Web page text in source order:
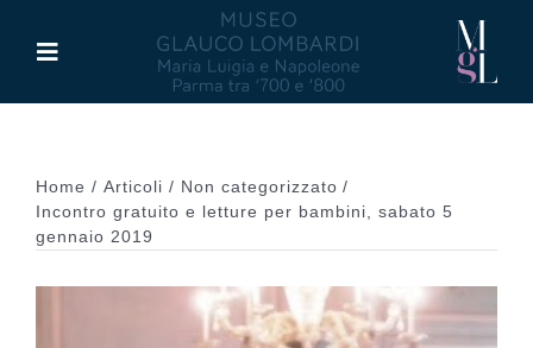
contenuto
Toggle
Maria Luigia d’Asburgo
Glauco Lombardi
Home Articoli
Non categorizzato
Incontro gratuito e letture per bambini, sabato 5
gennaio 2019